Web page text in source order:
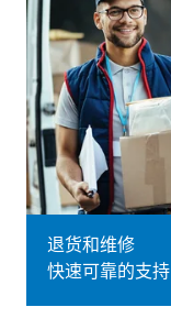
退货和维修
快速可靠的支持